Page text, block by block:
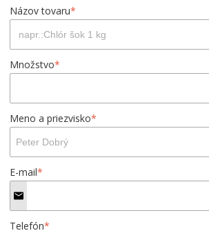
Názov tovaru*
Množstvo*
Meno a priezvisko*
E-mail*
Telefón*